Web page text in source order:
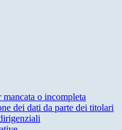
mancata o incompleta
dei dati da parte dei titolari